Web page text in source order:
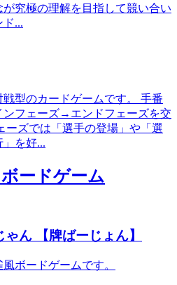
が究極の理解を目指して競い合い
ド...
型のカードゲームです。 手番
フェーズ→エンドフェーズを交
ーズでは「選手の登場」や「選
を好...
ん 【牌ばーじょん】
ボードゲームです。